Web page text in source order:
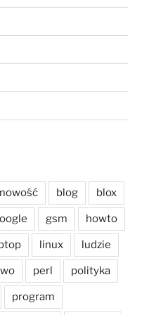
blog blox
gsm howto
linux ludzie
perl polityka
program